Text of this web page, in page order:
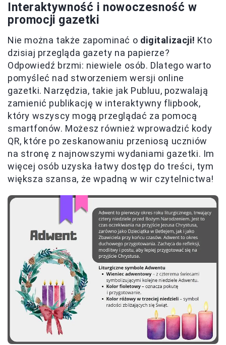
Interaktywność i nowoczesność w
promocji gazetki
Nie można także zapominać o digitalizacji! Kto
dzisiaj przegląda gazety na papierze?
Odpowiedź brzmi: niewiele osób. Dlatego warto
pomyśleć nad stworzeniem wersji online
gazetki. Narzędzia, takie jak Publuu, pozwalają
zamienić publikację w interaktywny flipbook,
który wszyscy mogą przeglądać za pomocą
smartfonów. Możesz również wprowadzić kody
QR, które po zeskanowaniu przeniosą uczniów
na stronę z najnowszymi wydaniami gazetki. Im
więcej osób uzyska łatwy dostęp do treści, tym
większa szansa, że wpadną w wir czytelnictwa!